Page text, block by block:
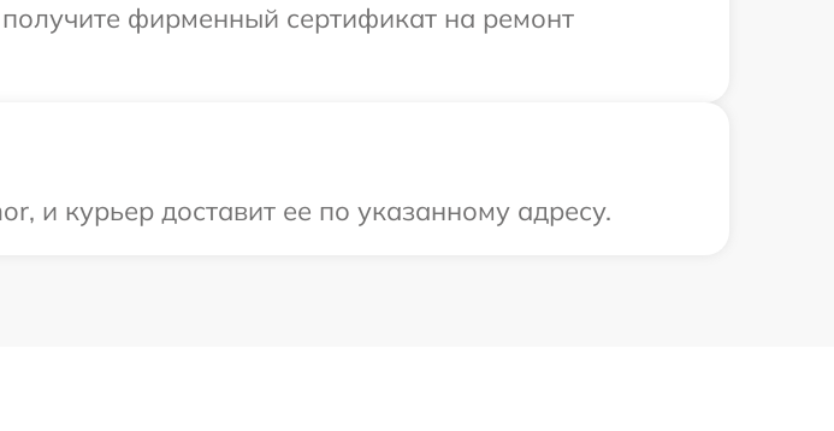
фирменный сертификат на ремонт
и курьер доставит ее по указанному адресу.